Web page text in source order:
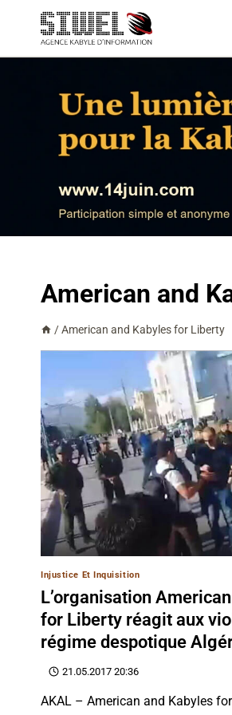
contenu
American and
/ American and Kabyles for Liberty
Injustice Et Inquisition
L’organisation
for Liberty réagit aux
régime despotique
21.05.2017 20:36
AKAL – American and Kabyles